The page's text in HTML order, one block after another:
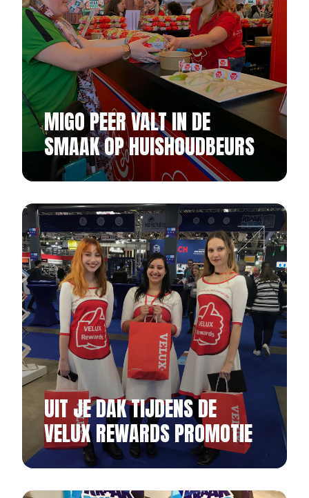
MIGO PEER VALT IN DE
SMAAK OP HUISHOUDBEURS
UIT JE DAK TIJDENS DE
VELUX REWARDS PROMOTIE